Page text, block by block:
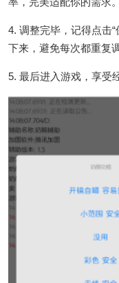
4. 调整完毕，记得点击
下来，避免每次都重复调
5. 最后进入游戏，享受